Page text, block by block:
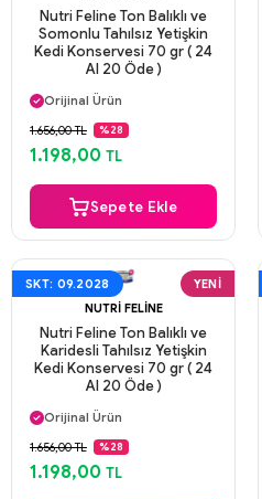
Nutri Feline Ton Balıklı ve
Somonlu Tahılsız Yetişkin
Kedi Konservesi 70 gr ( 24
Al 20 Öde )
Aynı Gün Kargo
Orijinal Ürün
Güvenli Ödeme
Aynı Gün Kargo
1.656,00 TL %28
1.198,00 TL
Sepete Ekle
SKT: 09.2028
YENI
NUTRI FELINE
Nutri Feline Ton Balıklı ve
Karidesli Tahılsız Yetişkin
Kedi Konservesi 70 gr ( 24
Al 20 Öde )
Aynı Gün Kargo
Orijinal Ürün
Güvenli Ödeme
Aynı Gün Kargo
1.656,00 TL %28
1.198,00 TL